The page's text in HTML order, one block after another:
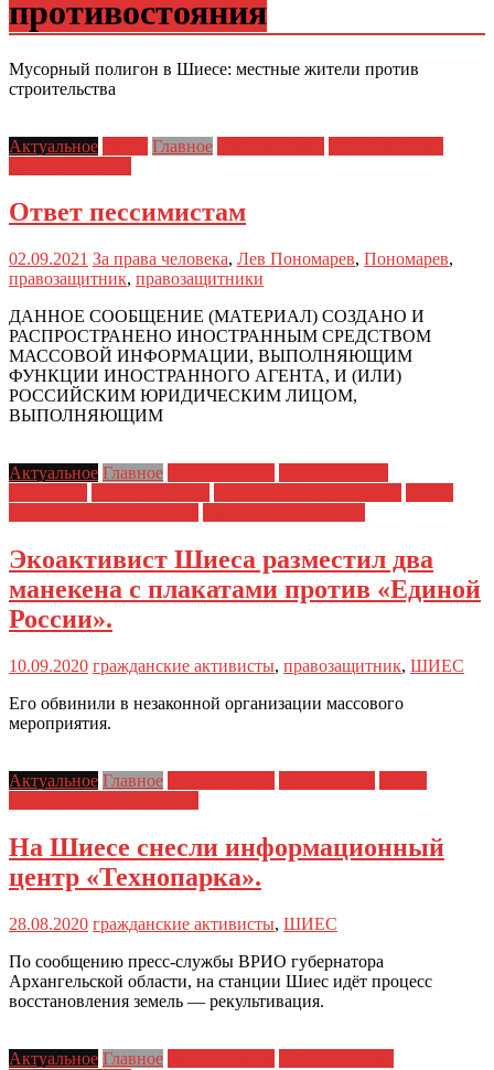
противостояния
Мусорный полигон в Шиесе: местные жители против
строительства
Актуальное Главное
Ответ пессимистам
02.09.2021 За права человека, Лев Пономарев, Пономарев,
правозащитник, правозащитники
ДАННОЕ СООБЩЕНИЕ (МАТЕРИАЛ) СОЗДАНО И
РАСПРОСТРАНЕНО ИНОСТРАННЫМ СРЕДСТВОМ
МАССОВОЙ ИНФОРМАЦИИ, ВЫПОЛНЯЮЩИМ
ФУНКЦИИ ИНОСТРАННОГО АГЕНТА, И (ИЛИ)
РОССИЙСКИМ ЮРИДИЧЕСКИМ ЛИЦОМ,
ВЫПОЛНЯЮЩИМ
Актуальное Главное
Экоактивист Шиеса разместил два
манекена с плакатами против «Единой
России».
10.09.2020 гражданские активисты, правозащитник, ШИЕС
Его обвинили в незаконной организации массового
мероприятия.
Актуальное Главное
На Шиесе снесли информационный
центр «Технопарка».
28.08.2020 гражданские активисты, ШИЕС
По сообщению пресс-службы ВРИО губернатора
Архангельской области, на станции Шиес идёт процесс
восстановления земель — рекультивация.
Актуальное Главное